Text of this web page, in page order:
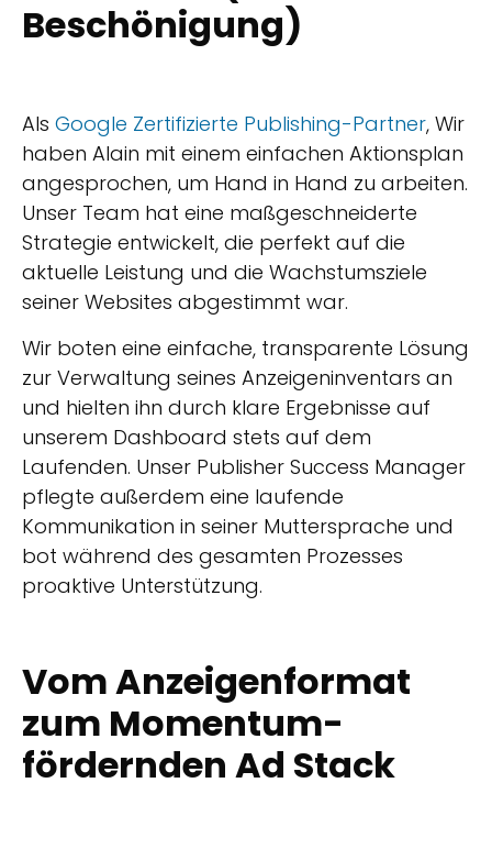
Beschönigung)
Als Google Zertifizierte Publishing-Partner, Wir
haben Alain mit einem einfachen Aktionsplan
angesprochen, um Hand in Hand zu arbeiten.
Unser Team hat eine maßgeschneiderte
Strategie entwickelt, die perfekt auf die
aktuelle Leistung und die Wachstumsziele
seiner Websites abgestimmt war.
Wir boten eine einfache, transparente Lösung
zur Verwaltung seines Anzeigeninventars an
und hielten ihn durch klare Ergebnisse auf
unserem Dashboard stets auf dem
Laufenden. Unser Publisher Success Manager
pflegte außerdem eine laufende
Kommunikation in seiner Muttersprache und
bot während des gesamten Prozesses
proaktive Unterstützung.
Vom Anzeigenformat
zum Momentum-
fördernden Ad Stack